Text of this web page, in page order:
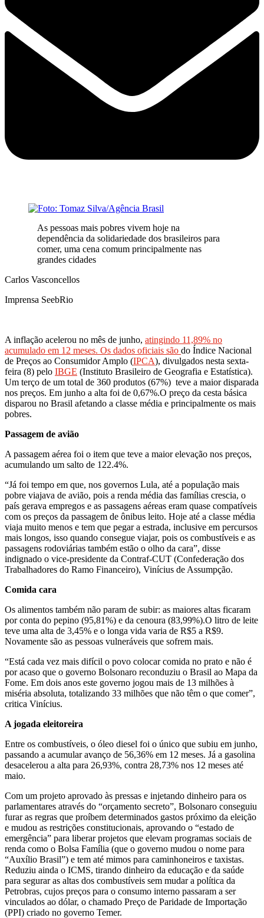
As pessoas mais pobres vivem hoje na
dependência da solidariedade dos brasileiros para
comer, uma cena comum principalmente nas
grandes cidades
Carlos Vasconcellos
Imprensa SeebRio
A inflação acelerou no mês de junho, atingindo 11,89% no
acumulado em 12 meses. Os dados oficiais são do Índice Nacional
de Preços ao Consumidor Amplo (IPCA), divulgados nesta sexta-
feira (8) pelo IBGE (Instituto Brasileiro de Geografia e Estatística).
Um terço de um total de 360 produtos (67%) teve a maior disparada
nos preços. Em junho a alta foi de 0,67%.O preço da cesta básica
disparou no Brasil afetando a classe média e principalmente os mais
pobres.
Passagem de avião
A passagem aérea foi o item que teve a maior elevação nos preços,
acumulando um salto de 122.4%.
“Já foi tempo em que, nos governos Lula, até a população mais
pobre viajava de avião, pois a renda média das famílias crescia, o
país gerava empregos e as passagens aéreas eram quase compatíveis
com os preços da passagem de ônibus leito. Hoje até a classe média
viaja muito menos e tem que pegar a estrada, inclusive em percursos
mais longos, isso quando consegue viajar, pois os combustíveis e as
passagens rodoviárias também estão o olho da cara”, disse
indignado o vice-presidente da Contraf-CUT (Confederação dos
Trabalhadores do Ramo Financeiro), Vinícius de Assumpção.
Comida cara
Os alimentos também não param de subir: as maiores altas ficaram
por conta do pepino (95,81%) e da cenoura (83,99%).O litro de leite
teve uma alta de 3,45% e o longa vida varia de R$5 a R$9.
Novamente são as pessoas vulneráveis que sofrem mais.
“Está cada vez mais difícil o povo colocar comida no prato e não é
por acaso que o governo Bolsonaro reconduziu o Brasil ao Mapa da
Fome. Em dois anos este governo jogou mais de 13 milhões à
miséria absoluta, totalizando 33 milhões que não têm o que comer”,
critica Vinícius.
A jogada eleitoreira
Entre os combustíveis, o óleo diesel foi o único que subiu em junho,
passando a acumular avanço de 56,36% em 12 meses. Já a gasolina
desacelerou a alta para 26,93%, contra 28,73% nos 12 meses até
maio.
Com um projeto aprovado às pressas e injetando dinheiro para os
parlamentares através do “orçamento secreto”, Bolsonaro conseguiu
furar as regras que proíbem determinados gastos próximo da eleição
e mudou as restrições constitucionais, aprovando o “estado de
emergência” para liberar projetos que elevam programas sociais de
renda como o Bolsa Família (que o governo mudou o nome para
“Auxílio Brasil”) e tem até mimos para caminhoneiros e taxistas.
Reduziu ainda o ICMS, tirando dinheiro da educação e da saúde
para segurar as altas dos combustíveis sem mudar a política da
Petrobras, cujos preços para o consumo interno passaram a ser
vinculados ao dólar, o chamado Preço de Paridade de Importação
(PPI) criado no governo Temer.